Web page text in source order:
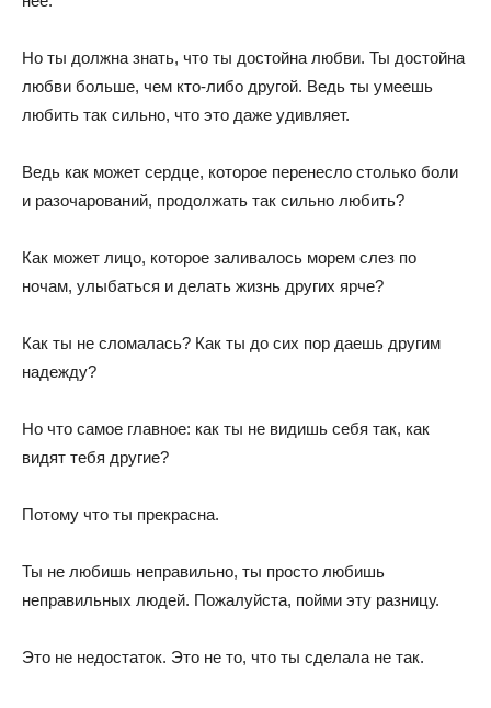
Но ты должна знать, что ты достойна любви. Ты достойна
любви больше, чем кто-либо другой. Ведь ты умеешь
любить так сильно, что это даже удивляет.
Ведь как может сердце, которое перенесло столько боли
и разочарований, продолжать так сильно любить?
Как может лицо, которое заливалось морем слез по
ночам, улыбаться и делать жизнь других ярче?
Как ты не сломалась? Как ты до сих пор даешь другим
надежду?
Но что самое главное: как ты не видишь себя так, как
видят тебя другие?
Потому что ты прекрасна.
Ты не любишь неправильно, ты просто любишь
неправильных людей. Пожалуйста, пойми эту разницу.
Это не недостаток. Это не то, что ты сделала не так.